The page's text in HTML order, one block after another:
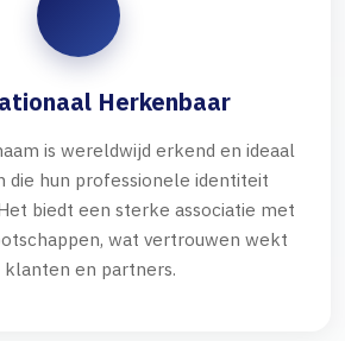
Herkenbaar
is wereldwijd erkend en ideaal
die hun professionele identiteit
biedt een sterke associatie met
wat vertrouwen wekt
klanten en partners.